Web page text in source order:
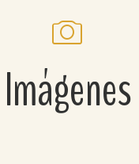
Imágenes